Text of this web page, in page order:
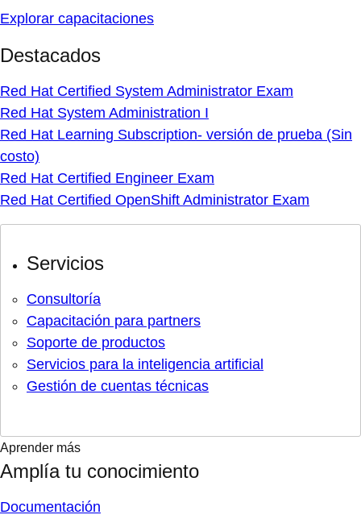
Explorar capacitaciones
Destacados
Red Hat Certified System Administrator Exam
Red Hat System Administration I
Red Hat Learning Subscription- versión de prueba (Sin
costo)
Red Hat Certified Engineer Exam
Red Hat Certified OpenShift Administrator Exam
Servicios
Consultoría
Capacitación para partners
Soporte de productos
Servicios para la inteligencia artificial
Gestión de cuentas técnicas
Aprender más
Amplía tu conocimiento
Documentación